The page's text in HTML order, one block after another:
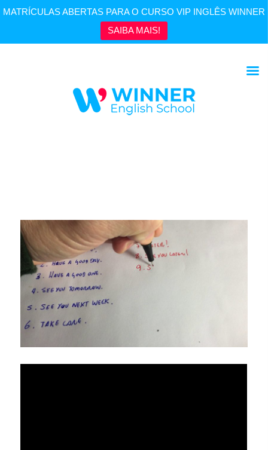
MATRÍCULAS ABERTAS PARA O CURSO VIP INGLÊS WINNER
SAIBA MAIS!